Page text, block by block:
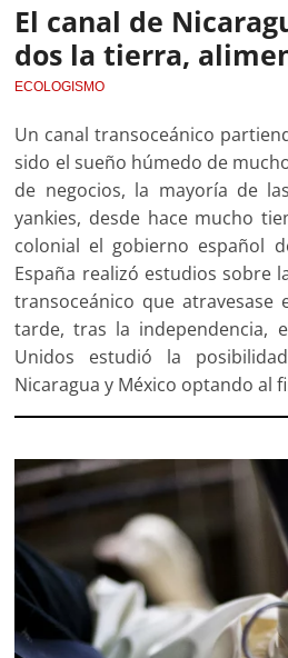
El canal de
dos la tierra,
ECOLOGISMO
Un canal transoceánico
sido el sueño húmedo de
de negocios, la mayoría de
yankies, desde hace mucho
colonial el gobierno español
España realizó estudios sobre
transoceánico que atravesase
tarde, tras la independencia,
Unidos estudió la
Nicaragua y México optando al